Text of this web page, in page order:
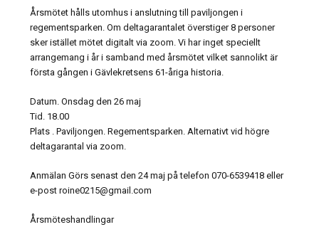
Årsmötet hålls utomhus i anslutning till paviljongen i
regementsparken. Om deltagarantalet överstiger 8 personer
sker istället mötet digitalt via zoom. Vi har inget speciellt
arrangemang i år i samband med årsmötet vilket sannolikt är
första gången i Gävlekretsens 61-åriga historia.
Datum. Onsdag den 26 maj
Tid. 18.00
Plats . Paviljongen. Regementsparken. Alternativt vid högre
deltagarantal via zoom.
Anmälan Görs senast den 24 maj på telefon 070-6539418 eller
e-post roine0215@gmail.com
Årsmöteshandlingar